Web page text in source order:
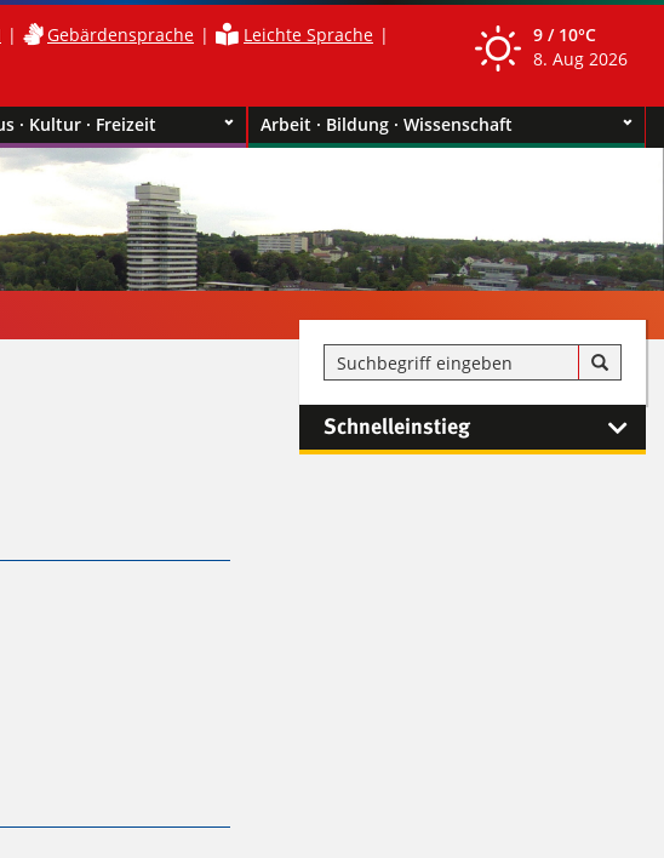
Gebärdensprache Leichte Sprache 9 / 10°C
8. Aug 2026
· Kultur · Freizeit Arbeit · Bildung · Wissenschaft
Schnelleinstieg